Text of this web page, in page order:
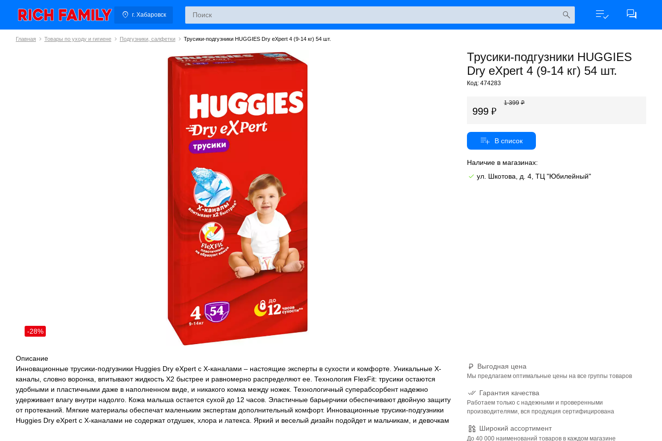
г. Хабаровск
Главная Товары по уходу и гигиене Подгузники, салфетки Трусики-подгузники HUGGIES Dry eXpert 4 (9-14 кг) 54 шт.
Трусики-подгузники HUGGIES
Dry eXpert 4 (9-14 кг) 54 шт.
Код: 474283
-28%
999
1 399
Наличие в магазинах:
ул. Шкотова, д. 4, ТЦ "Юбилейный"
Описание
Инновационные трусики-подгузники Huggies Dry eXpert с Х-каналами – настоящие эксперты в сухости и комфорте. Уникальные Х-
каналы, словно воронка, впитывают жидкость Х2 быстрее и равномерно распределяют ее. Технология FlexFit: трусики остаются
удобными и пластичными даже в наполненном виде, и никакого комка между ножек. Технологичный суперабсорбент надежно
удерживает влагу внутри надолго. Кожа малыша остается сухой до 12 часов. Эластичные барьерчики обеспечивают двойную защиту
от протеканий. Мягкие материалы обеспечат маленьким экспертам дополнительный комфорт. Инновационные трусики-подгузники
Huggies Dry eXpert с Х-каналами не содержат отдушек, хлора и латекса. Яркий и веселый дизайн подойдет и мальчикам, и девочкам
Выгодная цена
Мы предлагаем оптимальные цены на все группы товаров
Гарантия качества
Работаем только с надежными и проверенными
производителями, вся продукция сертифицирована
Широкий ассортимент
До 40 000 наименований товаров в каждом магазине